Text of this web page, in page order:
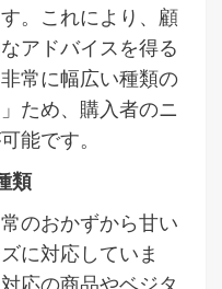
。これにより、顧
アドバイスを得る
常に幅広い種類の
ため、購入者のニ
能です。
類
のおかずから甘い
に対応していま
応の商品やベジタ